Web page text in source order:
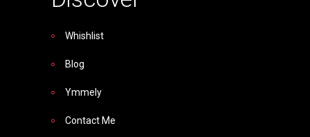
Whishlist
Blog
Ymmely
Contact Me